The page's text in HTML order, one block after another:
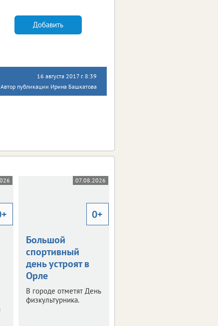
Добавить
16 августа 2017 г. 8:39
Автор публикации Ирина Башкатова
07.08.2026
0+
Большой
спортивный
день устроят в
Орле
В городе отметят День
физкультурника.